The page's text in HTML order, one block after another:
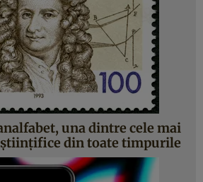
una dintre cele mai
din toate timpurile